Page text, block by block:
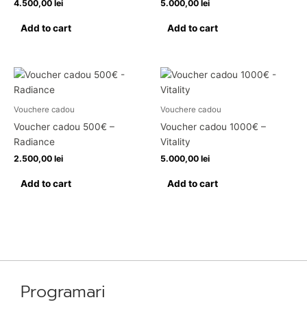
4.500,00 lei
Add to cart
5.000,00 lei
Add to cart
Vouchere cadou
Voucher cadou 500€ –
Radiance
2.500,00 lei
Add to cart
Vouchere cadou
Voucher cadou 1000€ –
Vitality
5.000,00 lei
Add to cart
Programari